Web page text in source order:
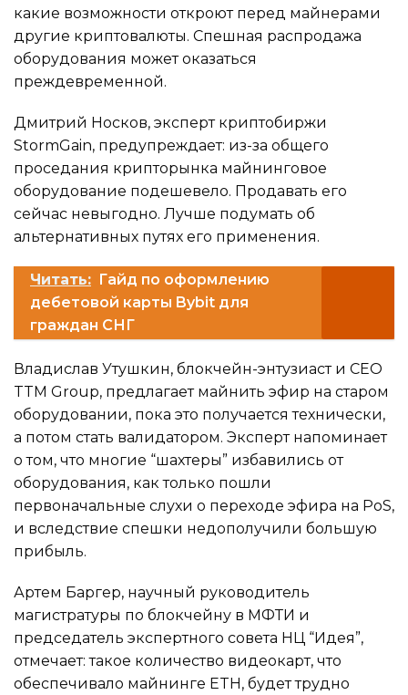
какие возможности откроют перед майнерами
другие криптовалюты. Спешная распродажа
оборудования может оказаться
преждевременной.
Дмитрий Носков, эксперт криптобиржи
StormGain, предупреждает: из-за общего
проседания крипторынка майнинговое
оборудование подешевело. Продавать его
сейчас невыгодно. Лучше подумать об
альтернативных путях его применения.
Читать: Гайд по оформлению
дебетовой карты Bybit для
граждан СНГ
Владислав Утушкин, блокчейн-энтузиаст и CEO
TTM Group, предлагает майнить эфир на старом
оборудовании, пока это получается технически,
а потом стать валидатором. Эксперт напоминает
о том, что многие “шахтеры” избавились от
оборудования, как только пошли
первоначальные слухи о переходе эфира на PoS,
и вследствие спешки недополучили большую
прибыль.
Артем Баргер, научный руководитель
магистратуры по блокчейну в МФТИ и
председатель экспертного совета НЦ “Идея”,
отмечает: такое количество видеокарт, что
обеспечивало майнинге ETH, будет трудно